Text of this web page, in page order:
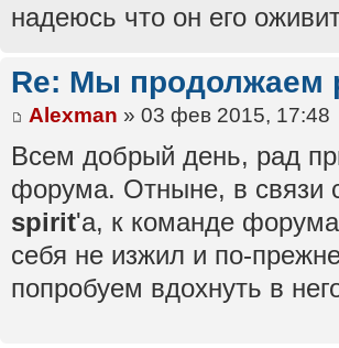
надеюсь что он его
Re: Мы продолжаем
Alexman » 03 фев 2015, 17:48
Всем добрый день, рад
форума. Отныне, в связи
spirit'а, к команде
себя не изжил и по-
попробуем вдохнуть в